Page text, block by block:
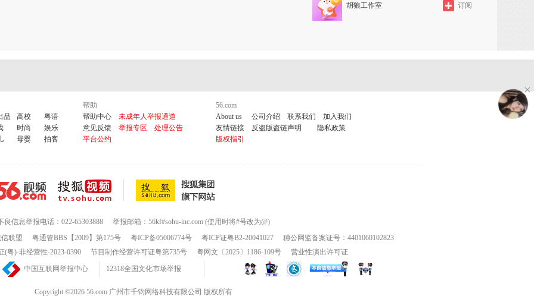
胡狼工作室 订阅
品 高校
粤语
时尚
娱乐
母婴 拍客
帮助
帮助中心
未成年人举报通道
意见反馈
举报专区
处理公告
平台公约
56.com
About us
公司介绍 联系我们
加入我们
友情链接
反盗版盗链声明
隐私政策
版权指引
良信息举报电话：022-65303888
举报邮箱：56kf#sohu-inc.com (使用时将#号改为@)
联盟 粤通管BBS【2009】第175号 粤ICP备05006774号 粤ICP证粤B2-20041027
穗公网监备案证号：4401060102823
(粤)-非经营性-2023-0390
节目制作经营许可证粤第735号 粤网文〔2025〕1186-109号
营业性演出许可证
中国互联网举报中心 12318全国文化市场举报
Copyright ©2026 56.com 广州市千钧网络科技有限公司 版权所有